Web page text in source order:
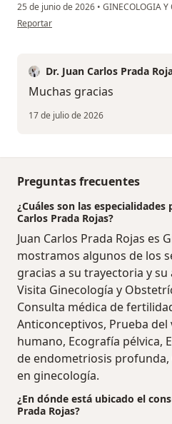
25 de junio de 2026 • GINECOLOGIA Y
en opinión del usuario Johana Narváez
Reportar
Dr. Juan Carlos Prada
Muchas gracias
17 de julio de 2026
Preguntas frecuentes
¿Cuáles son las especialidades
Carlos Prada Rojas?
Juan Carlos Prada Rojas es
mostramos algunos de los
gracias a su trayectoria y
Visita Ginecología y
Consulta médica de
Anticonceptivos, Prueba
humano, Ecografía pélvica,
de endometriosis
en ginecología.
¿En dónde está ubicado el
Prada Rojas?